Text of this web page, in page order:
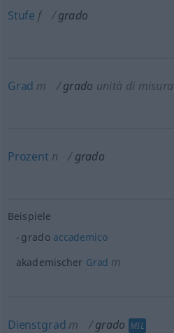
Stufe f grado
Grad m grado unità di misura
Prozent n grado
Beispiele
grado accademico
akademischer Grad m
Dienstgrad m grado MIL